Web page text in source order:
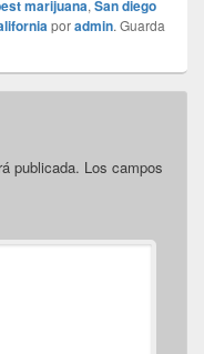
marijuana, San diego
poradmin. Guarda
publicada. Los campos